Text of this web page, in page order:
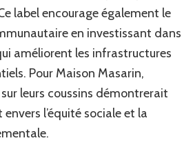
label encourage également le
en investissant dans
améliorent les infrastructures
Pour Maison Masarin,
leurs coussins démontrerait
l’équité sociale et la